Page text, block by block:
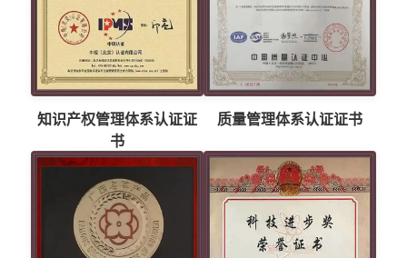
知识产权管理体系认证证
书
质量管理体系认证证书